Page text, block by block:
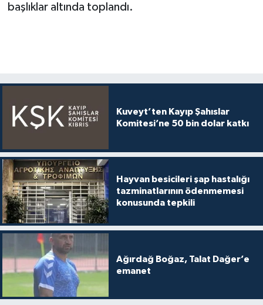
başlıklar altında toplandı.
Kuveyt’ten Kayıp Şahıslar
Komitesi’ne 50 bin dolar katkı
Hayvan besicileri şap hastalığı
tazminatlarının ödenmemesi
konusunda tepkili
Ağırdağ Boğaz, Talat Dağer’e
emanet